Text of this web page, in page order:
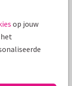
op jouw